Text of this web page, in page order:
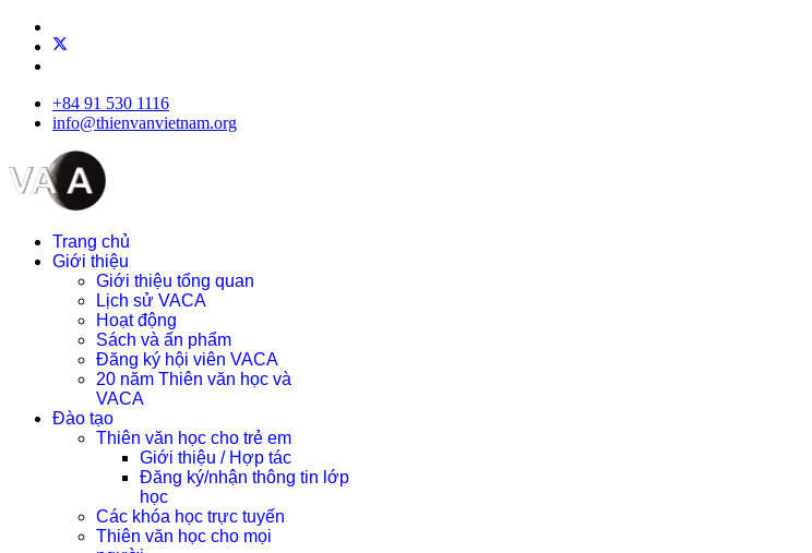
+84 91 530 1116
info@thienvanvietnam.org
Trang chủ
Giới thiệu
Giới thiệu tổng quan
Lịch sử VACA
Hoạt động
Sách và ấn phẩm
Đăng ký hội viên VACA
20 năm Thiên văn học và
VACA
Đào tạo
Thiên văn học cho trẻ em
Giới thiệu / Hợp tác
Đăng ký/nhận thông tin lớp
học
Các khóa học trực tuyến
Thiên văn học cho mọi